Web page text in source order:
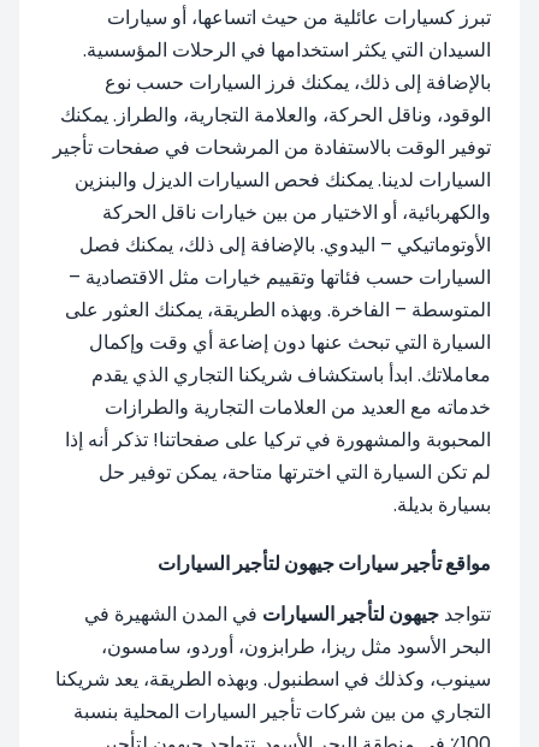
تبرز كسيارات عائلية من حيث اتساعها، أو سيارات
السيدان التي يكثر استخدامها في الرحلات المؤسسية.
بالإضافة إلى ذلك، يمكنك فرز السيارات حسب نوع
الوقود، وناقل الحركة، والعلامة التجارية، والطراز. يمكنك
توفير الوقت بالاستفادة من المرشحات في صفحات تأجير
السيارات لدينا. يمكنك فحص السيارات الديزل والبنزين
والكهربائية، أو الاختيار من بين خيارات ناقل الحركة
الأوتوماتيكي – اليدوي. بالإضافة إلى ذلك، يمكنك فصل
السيارات حسب فئاتها وتقييم خيارات مثل الاقتصادية –
المتوسطة – الفاخرة. وبهذه الطريقة، يمكنك العثور على
السيارة التي تبحث عنها دون إضاعة أي وقت وإكمال
معاملاتك. ابدأ باستكشاف شريكنا التجاري الذي يقدم
خدماته مع العديد من العلامات التجارية والطرازات
المحبوبة والمشهورة في تركيا على صفحاتنا! تذكر أنه إذا
لم تكن السيارة التي اخترتها متاحة، يمكن توفير حل
بسيارة بديلة.
مواقع تأجير سيارات جيهون لتأجير السيارات
تتواجد جيهون لتأجير السيارات في المدن الشهيرة في
البحر الأسود مثل ريزا، طرابزون، أوردو، سامسون،
سينوب، وكذلك في اسطنبول. وبهذه الطريقة، يعد شريكنا
التجاري من بين شركات تأجير السيارات المحلية بنسبة